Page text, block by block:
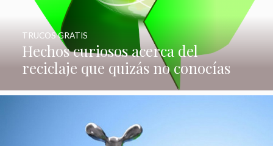
Hechos curiosos acerca del
reciclaje que quizás no conocías
TRUCOS GRATIS